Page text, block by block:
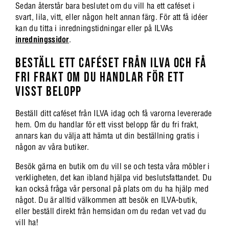
Sedan återstår bara beslutet om du vill ha ett caféset i
svart, lila, vitt, eller någon helt annan färg. För att få idéer
kan du titta i inredningstidningar eller på ILVAs
inredningssidor.
BESTÄLL ETT CAFÉSET FRÅN ILVA OCH FÅ
FRI FRAKT OM DU HANDLAR FÖR ETT
VISST BELOPP
Beställ ditt caféset från ILVA idag och få varorna levererade
hem. Om du handlar för ett visst belopp får du fri frakt,
annars kan du välja att hämta ut din beställning gratis i
någon av våra butiker.
Besök gärna en butik om du vill se och testa våra möbler i
verkligheten, det kan ibland hjälpa vid beslutsfattandet. Du
kan också fråga vår personal på plats om du ha hjälp med
något. Du är alltid välkommen att besök en ILVA-butik,
eller beställ direkt från hemsidan om du redan vet vad du
vill ha!